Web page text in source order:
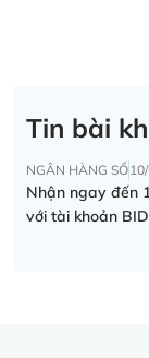
Tin bài
NGÂN HÀNG SỐ
Nhận ngay đến
với tài khoản